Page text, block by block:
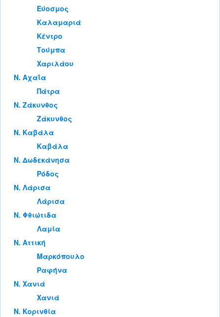
Εύοσμος
Καλαμαριά
Κέντρο
Τούμπα
Χαριλάου
Ν. Αχαΐα
Πάτρα
Ν. Ζάκυνθος
Ζάκυνθος
Ν. Καβάλα
Καβάλα
Ν. Δωδεκάνησα
Ρόδος
Ν. Λάρισα
Λάρισα
Ν. Φθιώτιδα
Λαμία
Ν. Αττική
Μαρκόπουλο
Ραφήνα
Ν. Χανιά
Χανιά
Ν. Κορινθία